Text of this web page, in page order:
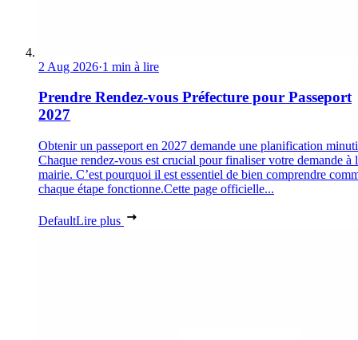
2 Aug 2026·1 min à lire
Prendre Rendez-vous Préfecture pour Passeport
2027
Obtenir un passeport en 2027 demande une planification
Chaque rendez-vous est crucial pour finaliser votre demande à
mairie. C’est pourquoi il est essentiel de bien comprendre
chaque étape fonctionne.Cette page officielle...
DefaultLire plus